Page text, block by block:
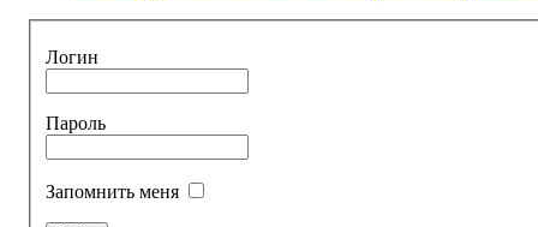
Логин
Пароль
Запомнить меня